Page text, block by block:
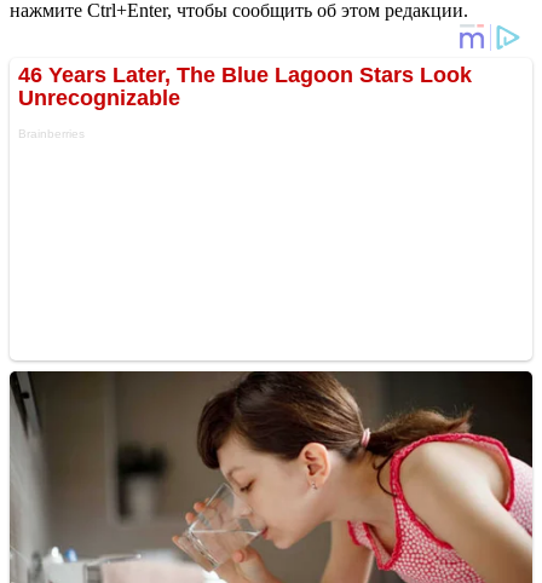
нажмите Ctrl+Enter, чтобы сообщить об этом редакции.